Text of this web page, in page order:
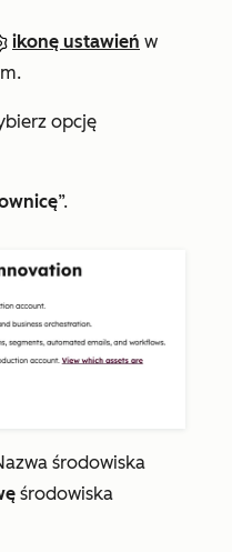
ikonę ustawień w
opcję
”.
środowiska
środowiska